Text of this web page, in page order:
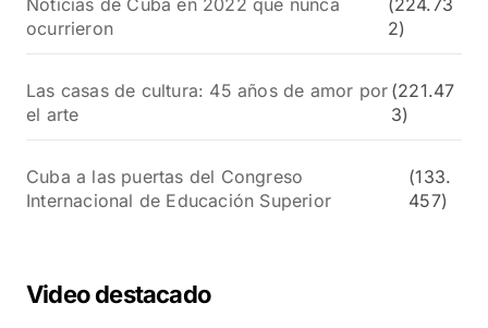
Noticias de Cuba en 2022 que nunca
ocurrieron
(224.73
2)
Las casas de cultura: 45 años de amor por
el arte
(221.47
3)
Cuba a las puertas del Congreso
Internacional de Educación Superior
(133.
457)
Video destacado